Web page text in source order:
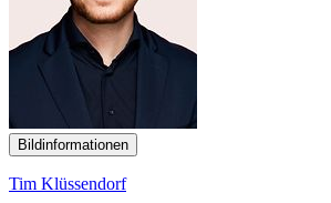
Bildinformationen
Tim Klüssendorf